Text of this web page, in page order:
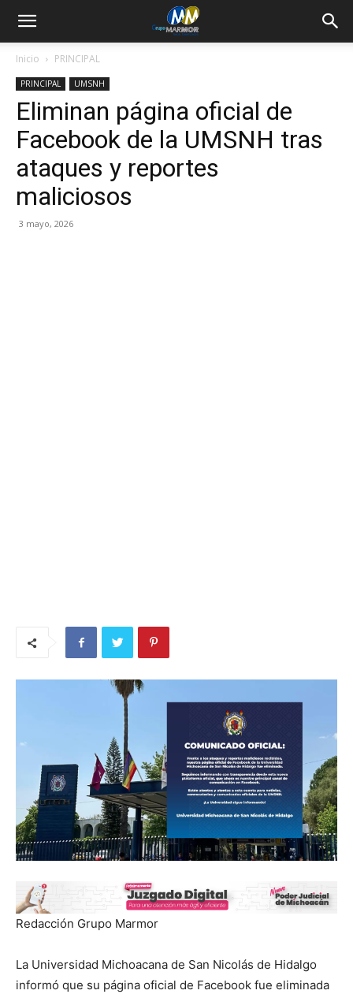
Inicio PRINCIPAL
PRINCIPAL UMSNH
Eliminan página oficial de
Facebook de la UMSNH tras
ataques y reportes
maliciosos
3 mayo, 2026
Redacción Grupo Marmor
La Universidad Michoacana de San Nicolás de Hidalgo
informó que su página oficial de Facebook fue eliminada